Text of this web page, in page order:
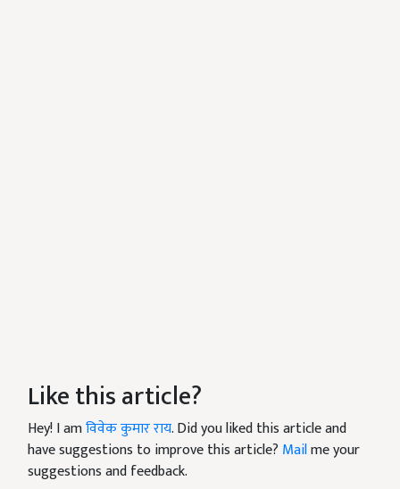
Like this article?
Hey! I amविवेक कुमार राय. Did you liked this article and
have suggestions to improve this article? Mailme your
suggestions and feedback.